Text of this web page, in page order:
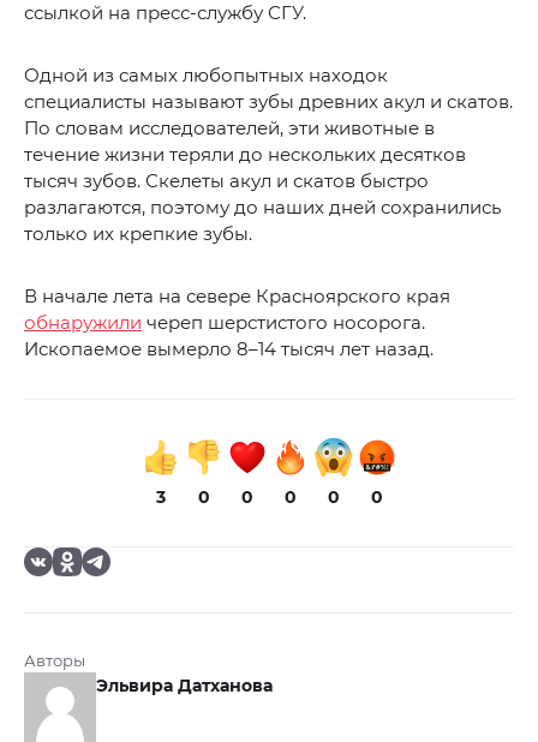
ссылкой на пресс-службу СГУ.
Одной из самых любопытных находок
специалисты называют зубы древних акул и скатов.
По словам исследователей, эти животные в
течение жизни теряли до нескольких десятков
тысяч зубов. Скелеты акул и скатов быстро
разлагаются, поэтому до наших дней сохранились
только их крепкие зубы.
В начале лета на севере Красноярского края
обнаружили череп шерстистого носорога.
Ископаемое вымерло 8–14 тысяч лет назад.
3 0 0 0 0 0
Авторы
Эльвира Датханова